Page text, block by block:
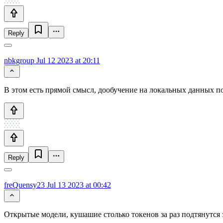
Reply
nbkgroup Jul 12 2023 at 20:11
В этом есть прямой смысл, дообучение на локальных данных
Reply
freQuensy23 Jul 13 2023 at 00:42
Открытые модели, кушашие столько токенов за раз